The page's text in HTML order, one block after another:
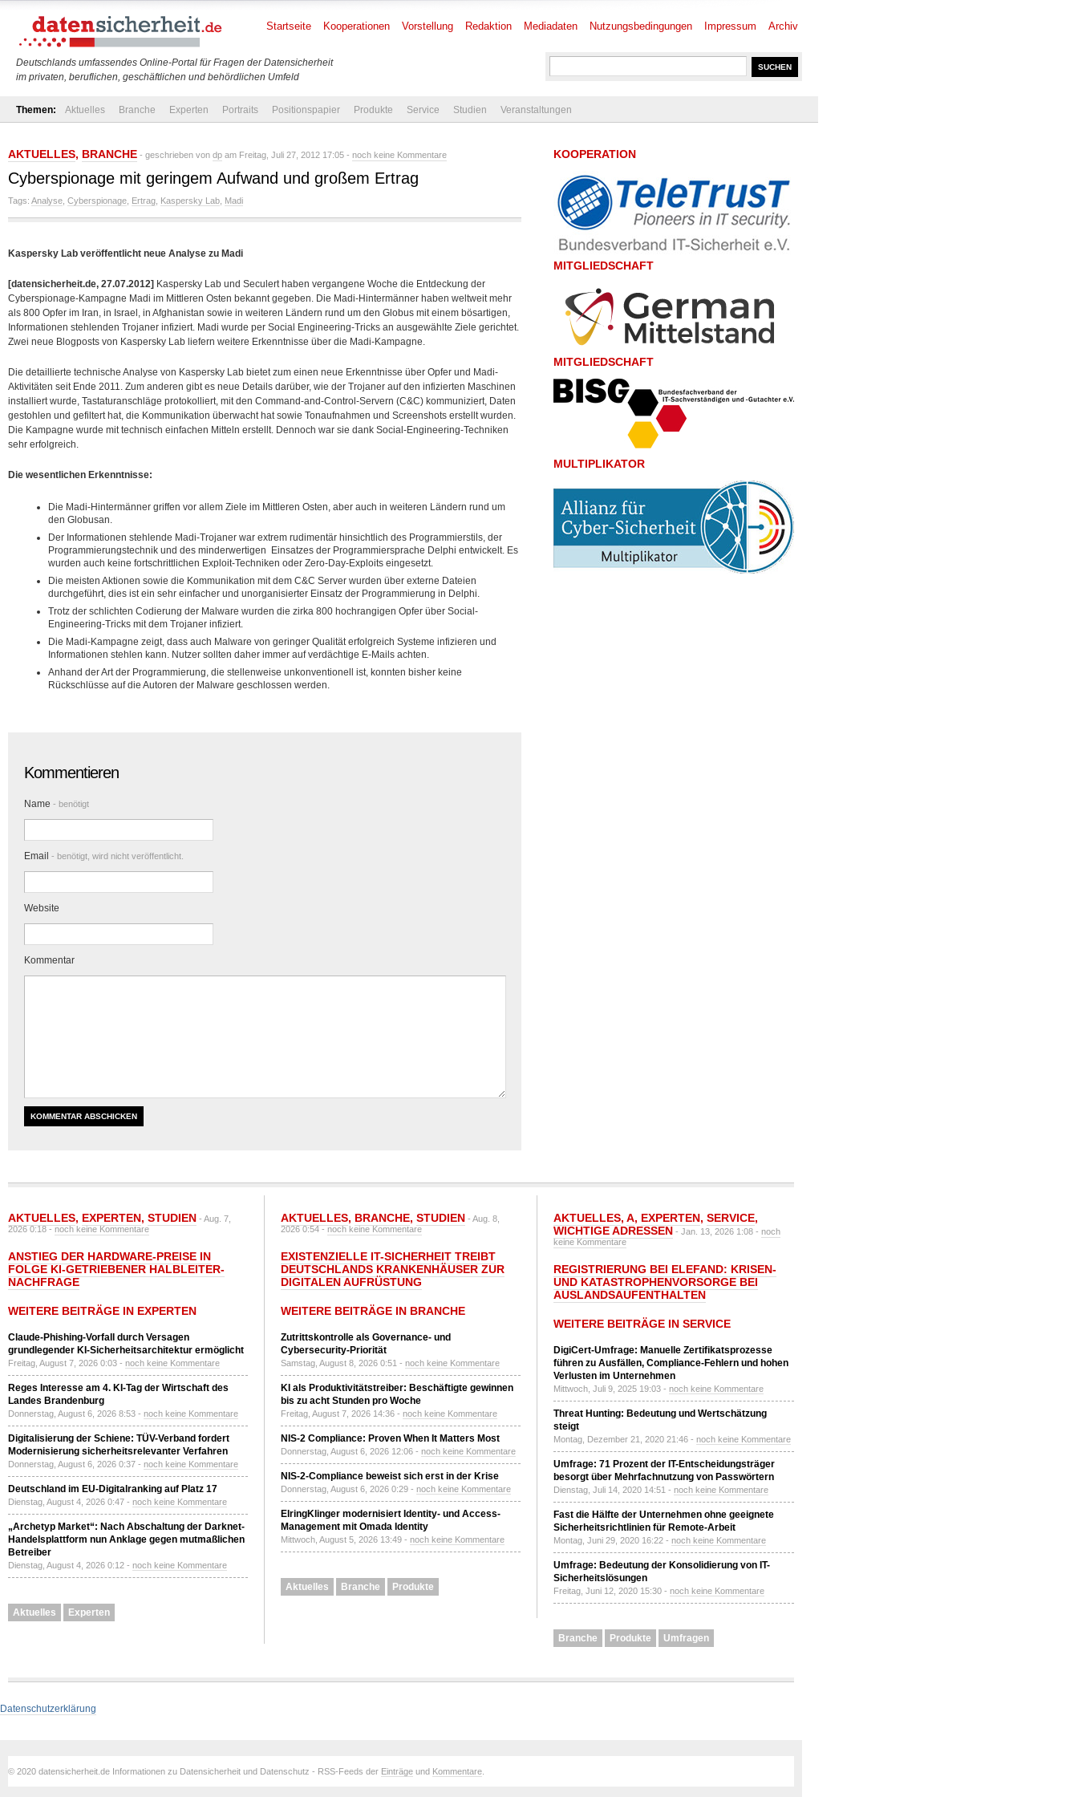
Deutschlands umfassendes Online-Portal für Fragen der Datensicherheit
im privaten, beruflichen, geschäftlichen und behördlichen Umfeld
Startseite Kooperationen Vorstellung Redaktion Mediadaten Nutzungsbedingungen Impressum Archiv
Themen: Aktuelles Branche Experten Portraits Positionspapier Produkte Service Studien Veranstaltungen
AKTUELLES, BRANCHE - geschrieben von dp am Freitag, Juli 27, 2012 17:05 - noch keine Kommentare
Cyberspionage mit geringem Aufwand und großem Ertrag
Tags: Analyse Cyberspionage Ertrag Kaspersky Lab Madi
Kaspersky Lab veröffentlicht neue Analyse zu Madi
[datensicherheit.de, 27.07.2012] Kaspersky Lab und Seculert haben vergangene Woche die Entdeckung der
Cyberspionage-Kampagne Madi im Mittleren Osten bekannt gegeben. Die Madi-Hintermänner haben weltweit mehr
als 800 Opfer im Iran, in Israel, in Afghanistan sowie in weiteren Ländern rund um den Globus mit einem bösartigen,
Informationen stehlenden Trojaner infiziert. Madi wurde per Social Engineering-Tricks an ausgewählte Ziele gerichtet.
Zwei neue Blogposts von Kaspersky Lab liefern weitere Erkenntnisse über die Madi-Kampagne.
Die detaillierte technische Analyse von Kaspersky Lab bietet zum einen neue Erkenntnisse über Opfer und Madi-
Aktivitäten seit Ende 2011. Zum anderen gibt es neue Details darüber, wie der Trojaner auf den infizierten Maschinen
installiert wurde, Tastaturanschläge protokolliert, mit den Command-and-Control-Servern (C&C) kommuniziert, Daten
gestohlen und gefiltert hat, die Kommunikation überwacht hat sowie Tonaufnahmen und Screenshots erstellt wurden.
Die Kampagne wurde mit technisch einfachen Mitteln erstellt. Dennoch war sie dank Social-Engineering-Techniken
sehr erfolgreich.
Die wesentlichen Erkenntnisse:
Die Madi-Hintermänner griffen vor allem Ziele im Mittleren Osten, aber auch in weiteren Ländern rund um
den Globusan.
Der Informationen stehlende Madi-Trojaner war extrem rudimentär hinsichtlich des Programmierstils, der
Programmierungstechnik und des minderwertigen Einsatzes der Programmiersprache Delphi entwickelt. Es
wurden auch keine fortschrittlichen Exploit-Techniken oder Zero-Day-Exploits eingesetzt.
Die meisten Aktionen sowie die Kommunikation mit dem C&C Server wurden über externe Dateien
durchgeführt, dies ist ein sehr einfacher und unorganisierter Einsatz der Programmierung in Delphi.
Trotz der schlichten Codierung der Malware wurden die zirka 800 hochrangigen Opfer über Social-
Engineering-Tricks mit dem Trojaner infiziert.
Die Madi-Kampagne zeigt, dass auch Malware von geringer Qualität erfolgreich Systeme infizieren und
Informationen stehlen kann. Nutzer sollten daher immer auf verdächtige E-Mails achten.
Anhand der Art der Programmierung, die stellenweise unkonventionell ist, konnten bisher keine
Rückschlüsse auf die Autoren der Malware geschlossen werden.
Kommentieren
Name - benötigt
Email - benötigt, wird nicht veröffentlicht.
Website
Kommentar
KOOPERATION
MITGLIEDSCHAFT
MITGLIEDSCHAFT
MULTIPLIKATOR
AKTUELLES, EXPERTEN, STUDIEN - Aug. 7,
2026 0:18 -noch keine Kommentare
ANSTIEG DER HARDWARE-PREISE IN
FOLGE KI-GETRIEBENER HALBLEITER-
NACHFRAGE
WEITERE BEITRÄGE IN EXPERTEN
Claude-Phishing-Vorfall durch Versagen
grundlegender KI-Sicherheitsarchitektur ermöglicht
Freitag, August 7, 2026 0:03 - noch keine Kommentare
Reges Interesse am 4. KI-Tag der Wirtschaft des
Landes Brandenburg
Donnerstag, August 6, 2026 8:53 - noch keine Kommentare
Digitalisierung der Schiene: TÜV-Verband fordert
Modernisierung sicherheitsrelevanter Verfahren
Donnerstag, August 6, 2026 0:37 - noch keine Kommentare
Deutschland im EU-Digitalranking auf Platz 17
Dienstag, August 4, 2026 0:47 - noch keine Kommentare
„Archetyp Market“: Nach Abschaltung der Darknet-
Handelsplattform nun Anklage gegen mutmaßlichen
Betreiber
Dienstag, August 4, 2026 0:12 - noch keine Kommentare
Aktuelles Experten
AKTUELLES, BRANCHE, STUDIEN - Aug. 8,
2026 0:54 -noch keine Kommentare
EXISTENZIELLE IT-SICHERHEIT TREIBT
DEUTSCHLANDS KRANKENHÄUSER ZUR
DIGITALEN AUFRÜSTUNG
WEITERE BEITRÄGE IN BRANCHE
Zutrittskontrolle als Governance- und
Cybersecurity-Priorität
Samstag, August 8, 2026 0:51 - noch keine Kommentare
KI als Produktivitätstreiber: Beschäftigte gewinnen
bis zu acht Stunden pro Woche
Freitag, August 7, 2026 14:36 - noch keine Kommentare
NIS-2 Compliance: Proven When It Matters Most
Donnerstag, August 6, 2026 12:06 - noch keine Kommentare
NIS-2-Compliance beweist sich erst in der Krise
Donnerstag, August 6, 2026 0:29 - noch keine Kommentare
ElringKlinger modernisiert Identity- und Access-
Management mit Omada Identity
Mittwoch, August 5, 2026 13:49 - noch keine Kommentare
Aktuelles Branche Produkte
AKTUELLES, A, EXPERTEN, SERVICE,
WICHTIGE ADRESSEN - Jan. 13, 2026 1:08 - noch
keine Kommentare
REGISTRIERUNG BEI ELEFAND: KRISEN-
UND KATASTROPHENVORSORGE BEI
AUSLANDSAUFENTHALTEN
WEITERE BEITRÄGE IN SERVICE
DigiCert-Umfrage: Manuelle Zertifikatsprozesse
führen zu Ausfällen, Compliance-Fehlern und hohen
Verlusten im Unternehmen
Mittwoch, Juli 9, 2025 19:03 - noch keine Kommentare
Threat Hunting: Bedeutung und Wertschätzung
steigt
Montag, Dezember 21, 2020 21:46 - noch keine Kommentare
Umfrage: 71 Prozent der IT-Entscheidungsträger
besorgt über Mehrfachnutzung von Passwörtern
Dienstag, Juli 14, 2020 14:51 - noch keine Kommentare
Fast die Hälfte der Unternehmen ohne geeignete
Sicherheitsrichtlinien für Remote-Arbeit
Montag, Juni 29, 2020 16:22 - noch keine Kommentare
Umfrage: Bedeutung der Konsolidierung von IT-
Sicherheitslösungen
Freitag, Juni 12, 2020 15:30 - noch keine Kommentare
Branche Produkte Umfragen
Datenschutzerklärung
© 2020 datensicherheit.de Informationen zu Datensicherheit und Datenschutz - RSS-Feeds der Einträge und Kommentare